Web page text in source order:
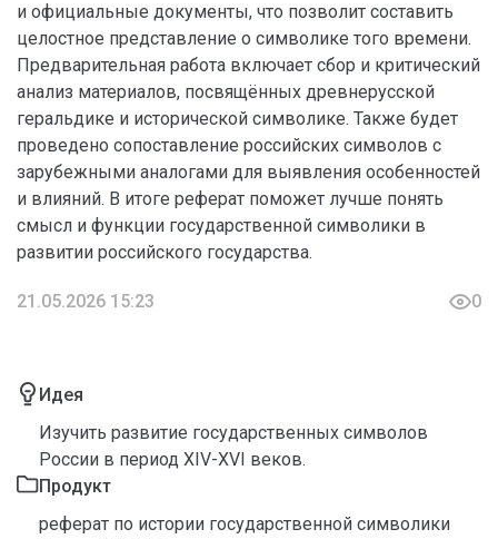
и официальные документы, что позволит составить
целостное представление о символике того времени.
Предварительная работа включает сбор и критический
анализ материалов, посвящённых древнерусской
геральдике и исторической символике. Также будет
проведено сопоставление российских символов с
зарубежными аналогами для выявления особенностей
и влияний. В итоге реферат поможет лучше понять
смысл и функции государственной символики в
развитии российского государства.
21.05.2026 15:23 0
Идея
Изучить развитие государственных символов
России в период XIV-XVI веков.
Продукт
реферат по истории государственной символики